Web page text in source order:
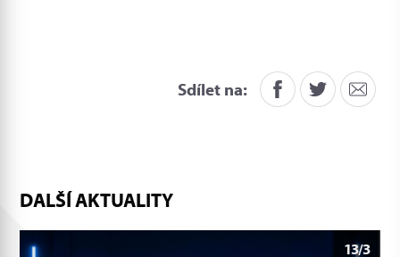
Sdílet na:
DALŠÍ AKTUALITY
13/3